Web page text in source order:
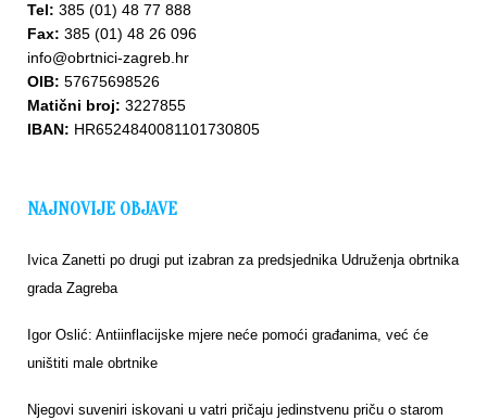
se u
bazu
Tel: 385 (01) 48 77 888
Fax: 385 (01) 48 26 096
info@obrtnici-zagreb.hr
OIB: 57675698526
Matični broj: 3227855
IBAN: HR6524840081101730805
NAJNOVIJE OBJAVE
Ivica Zanetti po drugi put izabran za predsjednika Udruženja obrtnika
grada Zagreba
Igor Oslić: Antiinflacijske mjere neće pomoći građanima, već će
uništiti male obrtnike
Njegovi suveniri iskovani u vatri pričaju jedinstvenu priču o starom